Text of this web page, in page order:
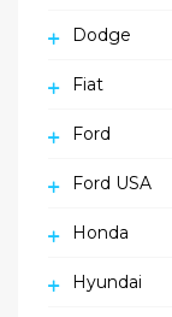
Dodge
Fiat
Ford
Ford USA
Honda
Hyundai